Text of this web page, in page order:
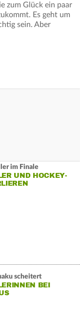
zum Glück ein paar
Es geht um
sein. Aber
im Finale
UND HOCKEY-
scheitert
BEI